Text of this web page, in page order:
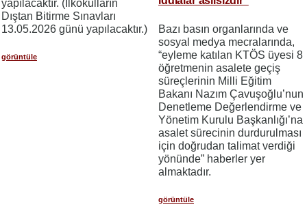
yapılacaktır. (İlkokulların
Dıştan Bitirme Sınavları
13.05.2026 günü yapılacaktır.)
görüntüle
Bazı basın organlarında ve
sosyal medya mecralarında,
“eyleme katılan KTÖS üyesi 8
öğretmenin asalete geçiş
süreçlerinin Milli Eğitim
Bakanı Nazım Çavuşoğlu’nun
Denetleme Değerlendirme ve
Yönetim Kurulu Başkanlığı’na
asalet sürecinin durdurulması
için doğrudan talimat verdiği
yönünde” haberler yer
almaktadır.
görüntüle